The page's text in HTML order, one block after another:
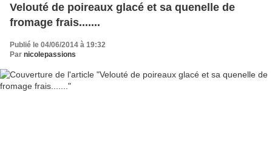
Velouté de poireaux glacé et sa quenelle de
fromage frais.......
Publié le 04/06/2014 à 19:32
Par nicolepassions